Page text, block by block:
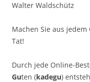
Walter Waldschütz
Machen Sie aus
Tat!
Durch jede Online-
Guten (kadegu)